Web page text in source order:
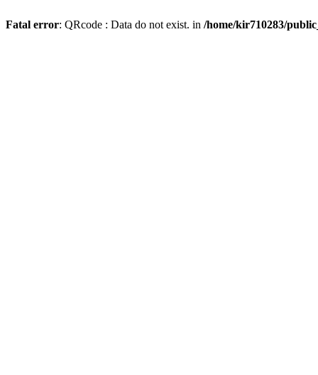
Fatal error: QRcode : Data do not exist. in /home/kir710283/